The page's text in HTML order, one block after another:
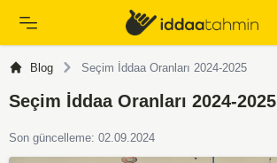
Blog Seçim İddaa Oranları 2024-2025
Seçim İddaa Oranları 2024-2025
Son güncelleme: 02.09.2024